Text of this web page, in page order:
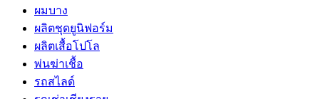
ผมบาง
ผลิตชุดยูนิฟอร์ม
ผลิตเสื้อโปโล
พ่นฆ่าเชื้อ
รถสไลด์